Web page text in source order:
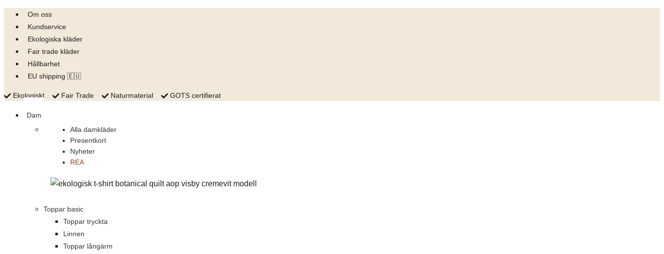
Skip
content
Om oss
Kundservice
Ekologiska kläder
Fair trade kläder
Hållbarhet
EU shipping 🇪🇺
Ekologiskt Fair Trade Naturmaterial GOTS certifierat
Dam
Alla damkläder
Presentkort
Nyheter
REA
Toppar basic
Toppar tryckta
Linnen
Toppar långärm